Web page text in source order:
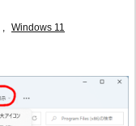
, Windows 11